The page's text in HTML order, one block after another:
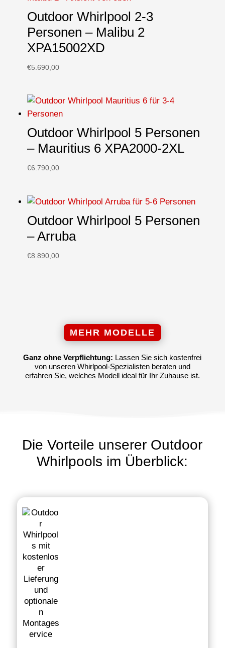
Outdoor Whirlpool 2-3
Personen – Malibu 2
XPA15002XD
€5.690,00
Outdoor Whirlpool 5 Personen
– Mauritius 6 XPA2000-2XL
€6.790,00
Outdoor Whirlpool 5 Personen
– Arruba
€8.890,00
MEHR MODELLE
Ganz ohne Verpflichtung: Lassen Sie sich kostenfrei
von unseren Whirlpool-Spezialisten beraten und
erfahren Sie, welches Modell ideal für Ihr Zuhause ist.
Die Vorteile unserer Outdoor
Whirlpools im Überblick: